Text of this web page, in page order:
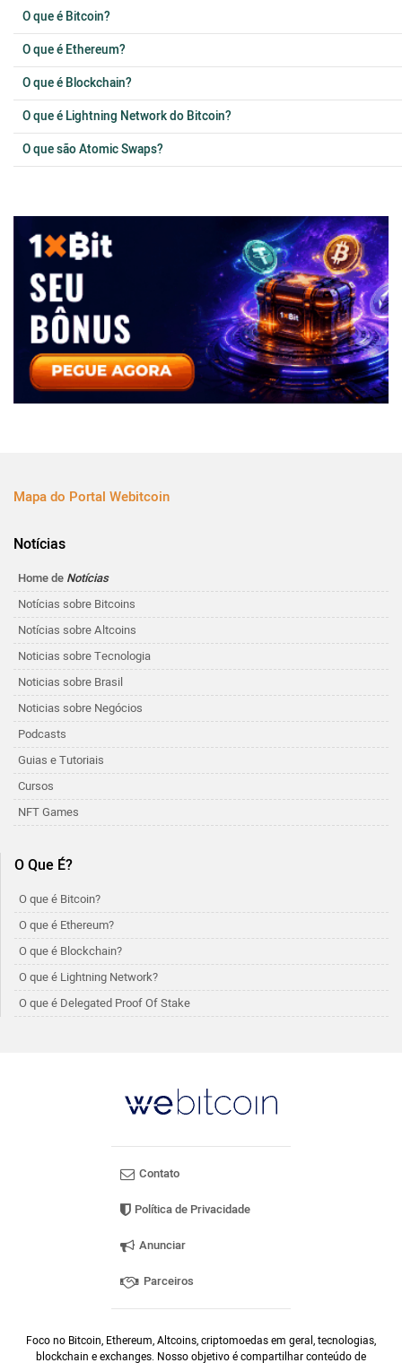
O que é Bitcoin?
O que é Ethereum?
O que é Blockchain?
O que é Lightning Network do Bitcoin?
O que são Atomic Swaps?
Mapa do Portal Webitcoin
Notícias
Home de Notícias
Notícias sobre Bitcoins
Notícias sobre Altcoins
Noticias sobre Tecnologia
Noticias sobre Brasil
Noticias sobre Negócios
Podcasts
Guias e Tutoriais
Cursos
NFT Games
O Que É?
O que é Bitcoin?
O que é Ethereum?
O que é Blockchain?
O que é Lightning Network?
O que é Delegated Proof Of Stake
Contato
Política de Privacidade
Anunciar
Parceiros
Foco no Bitcoin, Ethereum, Altcoins, criptomoedas em geral, tecnologias,
blockchain e exchanges. Nosso objetivo é compartilhar conteúdo de